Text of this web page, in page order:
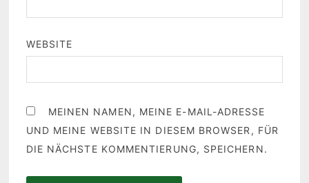
WEBSITE
MEINEN NAMEN, MEINE E-MAIL-ADRESSE
UND MEINE WEBSITE IN DIESEM BROWSER, FÜR
DIE NÄCHSTE KOMMENTIERUNG, SPEICHERN.